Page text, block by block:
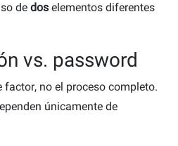
dedos elementos diferentes
vs. password
no el proceso completo.
únicamente de